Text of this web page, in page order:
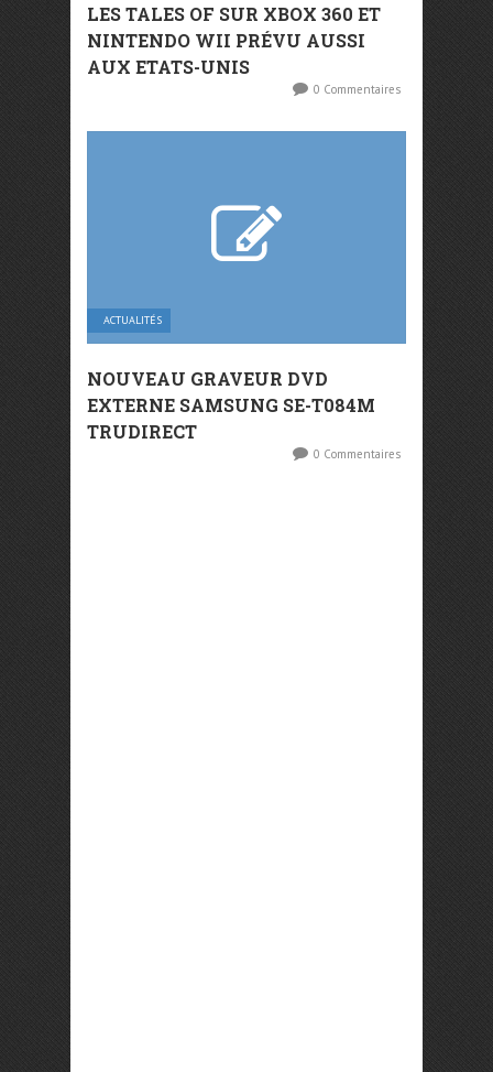
LES TALES OF SUR XBOX 360 ET
NINTENDO WII PRÉVU AUSSI
AUX ETATS-UNIS
0 Commentaires
ACTUALITÉS
NOUVEAU GRAVEUR DVD
EXTERNE SAMSUNG SE-T084M
TRUDIRECT
0 Commentaires